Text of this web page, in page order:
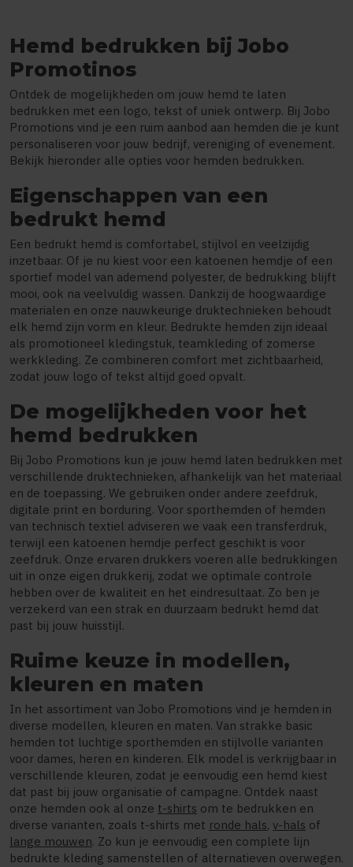
Hemd bedrukken bij Jobo
Promotinos
Ontdek de mogelijkheden om jouw hemd te laten
bedrukken met een logo, tekst of uniek ontwerp. Bij Jobo
Promotions vind je een ruim aanbod aan hemden die je kunt
personaliseren voor jouw bedrijf, vereniging of evenement.
Bekijk hieronder alle opties voor hemden bedrukken.
Eigenschappen van een
bedrukt hemd
Een bedrukt hemd is comfortabel, stijlvol en veelzijdig
inzetbaar. Of je nu kiest voor een katoenen hemdje of een
sportief model van ademend polyester, de bedrukking blijft
mooi, ook na veelvuldig wassen. Dankzij de hoogwaardige
materialen en onze nauwkeurige druktechnieken behoudt
elk hemd zijn vorm en kleur. Bedrukte hemden zijn ideaal
als promotioneel kledingstuk, teamkleding of zomerse
werkkleding. Ze combineren comfort met zichtbaarheid,
zodat jouw logo of tekst altijd goed opvalt.
De mogelijkheden voor het
hemd bedrukken
Bij Jobo Promotions kun je jouw hemd laten bedrukken met
verschillende druktechnieken, afhankelijk van het materiaal
en de toepassing. We gebruiken onder andere zeefdruk,
digitale print en borduring. Voor sporthemden of hemden
van technisch textiel adviseren we vaak een transferdruk,
terwijl een katoenen hemdje perfect geschikt is voor
zeefdruk. Onze ervaren drukkers voeren alle bedrukkingen
uit in onze eigen drukkerij, zodat we optimale controle
hebben over de kwaliteit en het eindresultaat. Zo ben je
verzekerd van een strak en duurzaam bedrukt hemd dat
past bij jouw huisstijl.
Ruime keuze in modellen,
kleuren en maten
In het assortiment van Jobo Promotions vind je hemden in
diverse modellen, kleuren en maten. Van strakke basic
hemden tot luchtige sporthemden en stijlvolle varianten
voor dames, heren en kinderen. Elk model is verkrijgbaar in
verschillende kleuren, zodat je eenvoudig een hemd kiest
dat past bij jouw organisatie of campagne. Ontdek naast
onze hemden ook al onze t-shirts om te bedrukken en
diverse varianten, zoals t-shirts met ronde hals, v-hals of
lange mouwen. Zo kun je eenvoudig een complete lijn
bedrukte kleding samenstellen of alternatieven overwegen.